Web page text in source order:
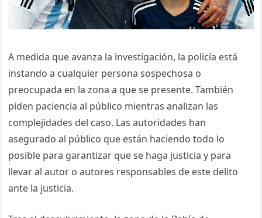
A medida que avanza la investigación, la policía está
instando a cualquier persona sospechosa o
preocupada en la zona a que se presente. También
piden paciencia al público mientras analizan las
complejidades del caso. Las autoridades han
asegurado al público que están haciendo todo lo
posible para garantizar que se haga justicia y para
llevar al autor o autores responsables de este delito
ante la justicia.